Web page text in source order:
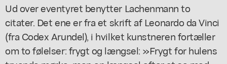
Ud over eventyret benytter Lachenmann to
citater. Det ene er fra et skrift af Leonardo da Vinci
(fra Codex Arundel), i hvilket kunstneren fortæller
om to følelser: frygt og længsel: »Frygt for hulens